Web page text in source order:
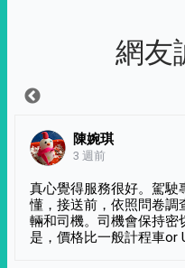
網友
陳婉琪
3 週前
真心覺得服務很好。駕駛
懂，接送前，依照問卷調
輛和司機。司機會保持密
是，價格比一般計程車or